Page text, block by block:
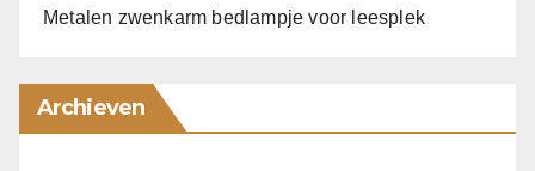
Metalen zwenkarm bedlampje voor leesplek
Archieven